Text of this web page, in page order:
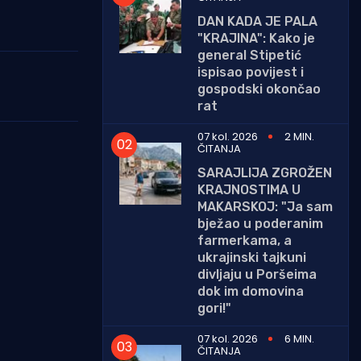
DAN KADA JE PALA
"KRAJINA": Kako je
general Stipetić
ispisao povijest i
gospodski okončao
rat
07 kol. 2026
2 MIN.
ČITANJA
SARAJLIJA ZGROŽEN
KRAJNOSTIMA U
MAKARSKOJ: "Ja sam
bježao u poderanim
farmerkama, a
ukrajinski tajkuni
divljaju u Poršeima
dok im domovina
gori!"
07 kol. 2026
6 MIN.
ČITANJA